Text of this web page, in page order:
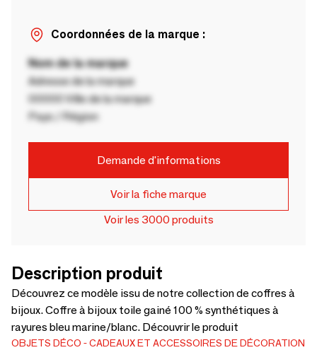
Coordonnées de la marque :
Nom de la marque
Adresse de la marque
00000 Ville de la marque
Pays / Région
Demande d'informations
Voir la fiche marque
Voir les 3000 produits
Description produit
Découvrez ce modèle issu de notre collection de coffres à
bijoux. Coffre à bijoux toile gainé 100 % synthétiques à
rayures bleu marine/blanc. Découvrir le produit
OBJETS DÉCO
CADEAUX ET ACCESSOIRES DE DÉCORATION